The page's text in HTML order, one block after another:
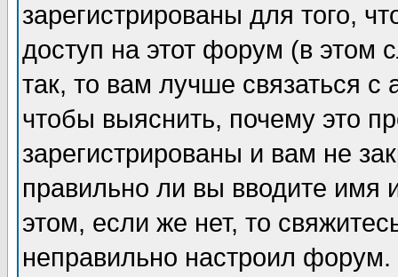
зарегистрированы для того,
доступ на этот форум (в этом
так, то вам лучше связаться
чтобы выяснить, почему это
зарегистрированы и вам не
правильно ли вы вводите
этом, если же нет, то
неправильно настроил форум.